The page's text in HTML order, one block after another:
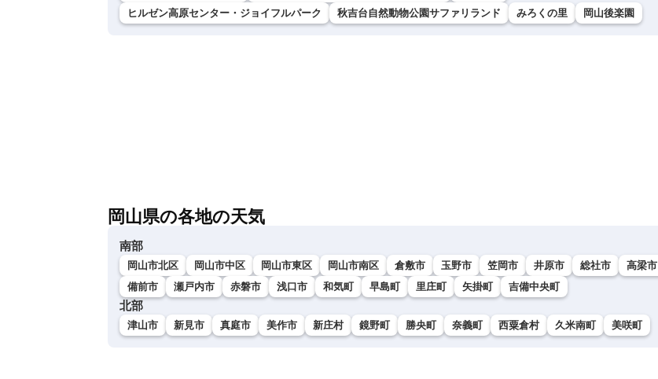
ヒルゼン高原センター・ジョイフルパーク
秋吉台自然動物公園サファリランド みろくの里 岡山後楽園
岡山県の各地の天気
南部
岡山市北区 岡山市中区 岡山市東区 岡山市南区 倉敷市 玉野市 笠岡市 井原市 総社市
高梁市
備前市
瀬戸内市 赤磐市 浅口市 和気町 早島町 里庄町 矢掛町 吉備中央町
北部
津山市 新見市 真庭市 美作市 新庄村 鏡野町 勝央町 奈義町 西粟倉村 久米南町 美咲町